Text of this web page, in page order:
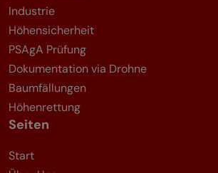
Industrie
Höhensicherheit
PSAgA Prüfung
Dokumentation via Drohne
Baumfällungen
Höhenrettung
Seiten
Start